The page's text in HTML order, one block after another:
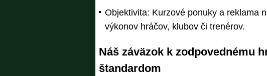
Objektivita: Kurzové ponuky a reklama
výkonov hráčov, klubov či trenérov.
Náš záväzok k zodpovednému
štandardom